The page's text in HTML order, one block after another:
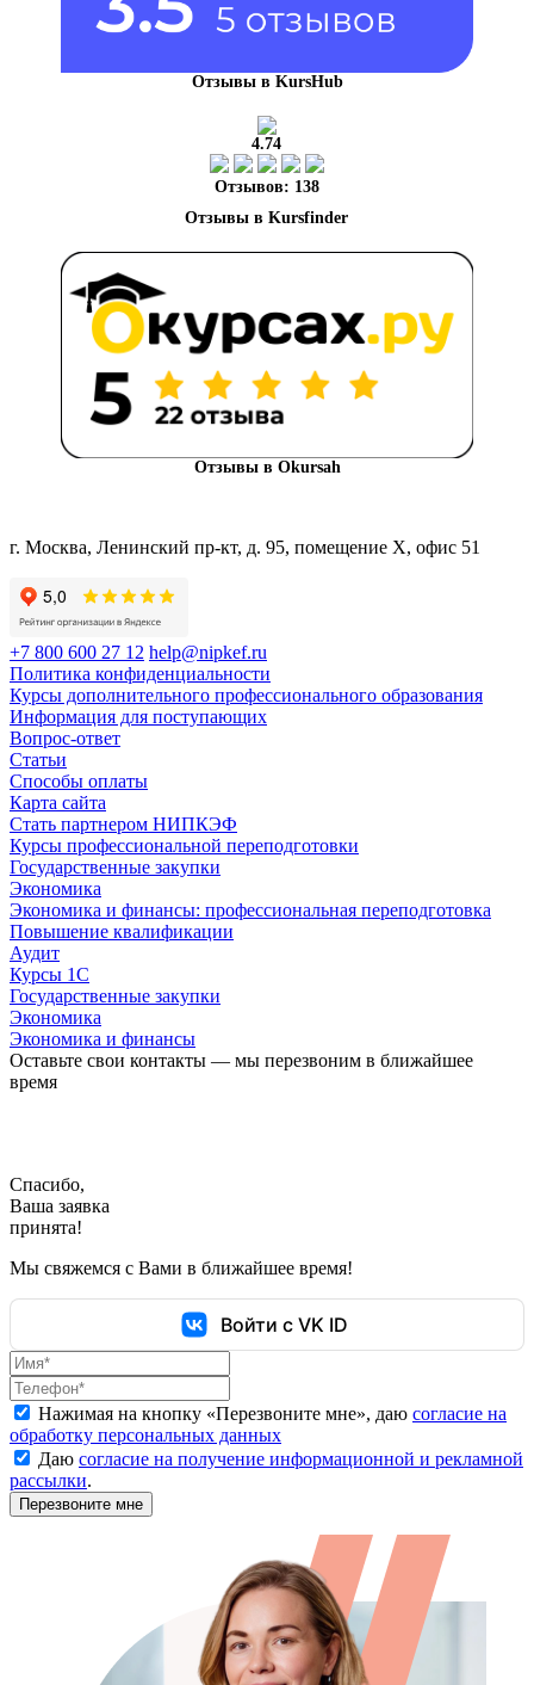
Отзывы в KursHub
4.74
Отзывов: 138
Отзывы в Okursah
г. Москва, Ленинский пр-кт, д. 95, помещение Х, офис 51
+7 800 600 27 12 help@nipkef.ru
Политика конфиденциальности
Курсы дополнительного профессионального образования
Информация для поступающих
Вопрос-ответ
Статьи
Способы оплаты
Карта сайта
Стать партнером НИПКЭФ
Курсы профессиональной переподготовки
Государственные закупки
Экономика
Экономика и финансы: профессиональная переподготовка
Повышение квалификации
Аудит
Курсы 1С
Государственные закупки
Экономика
Экономика и финансы
Оставьте свои контакты — мы перезвоним в ближайшее
время
Спасибо,
Ваша заявка
принята!
Мы свяжемся с Вами в ближайшее время!
Войти с VK ID
Нажимая на кнопку «Перезвоните мне», даю согласие на
обработку персональных данных
Даю согласие на получение информационной и рекламной
рассылки.